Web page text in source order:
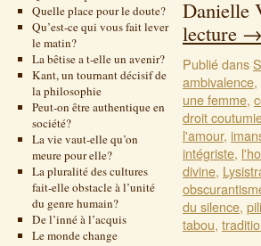
Quelle place pour le doute?
Qu’est-ce qui vous fait lever
le matin?
La bêtise a t-elle un avenir?
Kant, un tournant décisif de
la philosophie
Peut-on être authentique en
société?
La vie vaut-elle qu’on
meure pour elle?
La pluralité des cultures
fait-elle obstacle à l’unité
du genre humain?
De l’inné à l’acquis
Le monde change
Danielle
lecture →
Publié dans
ambivalence,
une femme,
droit
l'amour,
intégriste,
divine,
du silence,
tabou,